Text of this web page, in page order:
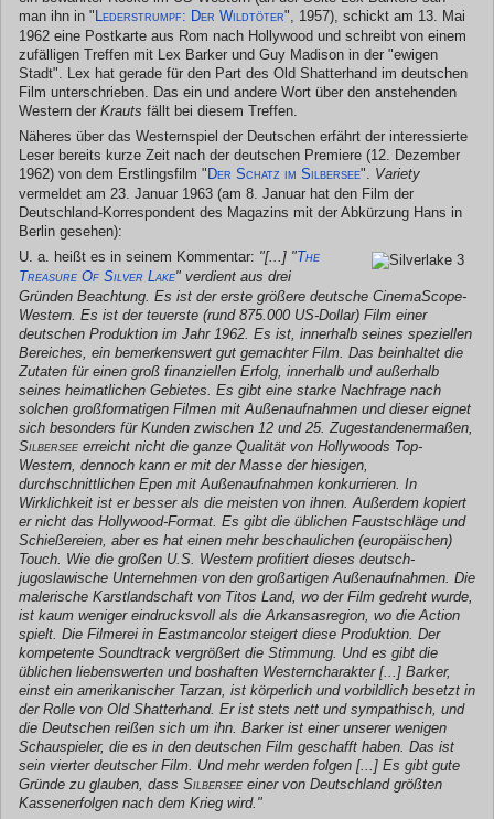
man ihn in "Lederstrumpf: Der Wildtöter", 1957), schickt am 13. Mai
1962 eine Postkarte aus Rom nach Hollywood und schreibt von einem
zufälligen Treffen mit Lex Barker und Guy Madison in der "ewigen
Stadt". Lex hat gerade für den Part des Old Shatterhand im deutschen
Film unterschrieben. Das ein und andere Wort über den anstehenden
Western der Krauts fällt bei diesem Treffen.
Näheres über das Westernspiel der Deutschen erfährt der interessierte
Leser bereits kurze Zeit nach der deutschen Premiere (12. Dezember
1962) von dem Erstlingsfilm " Der Schatz im Silbersee". Variety
vermeldet am 23. Januar 1963 (am 8. Januar hat den Film der
Deutschland-Korrespondent des Magazins mit der Abkürzung Hans in
Berlin gesehen):
U. a. heißt es in seinem Kommentar: "[...] "The
Treasure Of Silver Lake" verdient aus drei
Gründen Beachtung. Es ist der erste größere deutsche CinemaScope-
Western. Es ist der teuerste (rund 875.000 US-Dollar) Film einer
deutschen Produktion im Jahr 1962. Es ist, innerhalb seines speziellen
Bereiches, ein bemerkenswert gut gemachter Film. Das beinhaltet die
Zutaten für einen groß finanziellen Erfolg, innerhalb und außerhalb
seines heimatlichen Gebietes. Es gibt eine starke Nachfrage nach
solchen großformatigen Filmen mit Außenaufnahmen und dieser eignet
sich besonders für Kunden zwischen 12 und 25. Zugestandenermaßen,
Silbersee erreicht nicht die ganze Qualität von Hollywoods Top-
Western, dennoch kann er mit der Masse der hiesigen,
durchschnittlichen Epen mit Außenaufnahmen konkurrieren. In
Wirklichkeit ist er besser als die meisten von ihnen. Außerdem kopiert
er nicht das Hollywood-Format. Es gibt die üblichen Faustschläge und
Schießereien, aber es hat einen mehr beschaulichen (europäischen)
Touch. Wie die großen U.S. Western profitiert dieses deutsch-
jugoslawische Unternehmen von den großartigen Außenaufnahmen. Die
malerische Karstlandschaft von Titos Land, wo der Film gedreht wurde,
ist kaum weniger eindrucksvoll als die Arkansasregion, wo die Action
spielt. Die Filmerei in Eastmancolor steigert diese Produktion. Der
kompetente Soundtrack vergrößert die Stimmung. Und es gibt die
üblichen liebenswerten und boshaften Westerncharakter [...] Barker,
einst ein amerikanischer Tarzan, ist körperlich und vorbildlich besetzt in
der Rolle von Old Shatterhand. Er ist stets nett und sympathisch, und
die Deutschen reißen sich um ihn. Barker ist einer unserer wenigen
Schauspieler, die es in den deutschen Film geschafft haben. Das ist
sein vierter deutscher Film. Und mehr werden folgen [...] Es gibt gute
Gründe zu glauben, dass Silbersee einer von Deutschland größten
Kassenerfolgen nach dem Krieg wird."